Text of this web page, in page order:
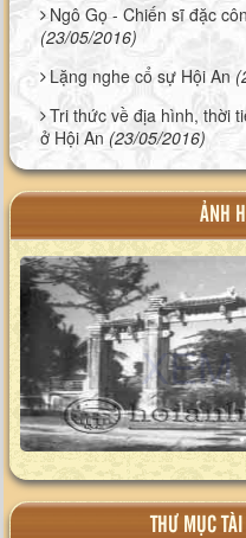
Ngô Gọ - Chiến sĩ đặc
(23/05/2016)
Lặng nghe cổ sự Hội An
Tri thức về địa hình, thời
ở Hội An (23/05/2016)
ẢNH
XEM ALBUM
THƯ MỤC